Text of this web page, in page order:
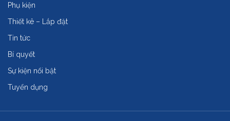
Phụ kiện
Thiết kê – Lắp đặt
Tin tức
Bí quyết
Sự kiện nổi bật
Tuyển dụng